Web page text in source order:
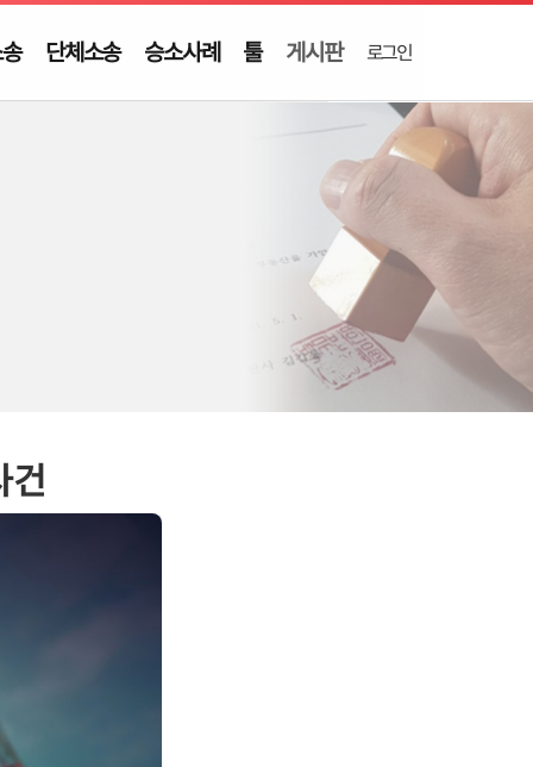
단체소송 승소사례 툴 게시판 로그인
건